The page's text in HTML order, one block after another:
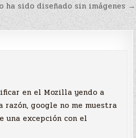
ha sido diseñado sin imágenes →
en el Mozilla yendo a
google no me muestra
una excepción con el